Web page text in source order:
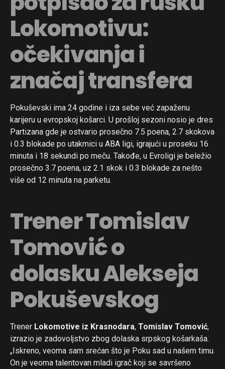
Lokomotivu:
očekivanja i
značaj transfera
Pokuševski ima 24 godine i iza sebe već zapaženu
karijeru u evropskoj košarci. U prošloj sezoni nosio je dres
Partizana gde je ostvario prosečno 7.5 poena, 2.7 skokova
i 0.3 blokade po utakmici u ABA ligi, igrajući u proseku 16
minuta i 18 sekundi po meču. Takođe, u Evroligi je beležio
prosečno 3.7 poena, uz 2.1 skok i 0.3 blokade za nešto
više od 12 minuta na parketu.
Trener Tomislav
Tomović o
dolasku Alekseja
Pokuševskog
Trener Lokomotive iz Krasnodara, Tomislav Tomović,
izrazio je zadovoljstvo zbog dolaska srpskog košarkaša.
„Iskreno, veoma sam srećan što je Poku sad u našem timu.
On je veoma talentovan mladi igrač koji se savršeno